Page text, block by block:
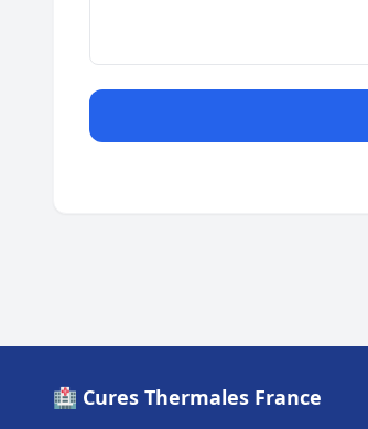
🏥 Cures Thermales France